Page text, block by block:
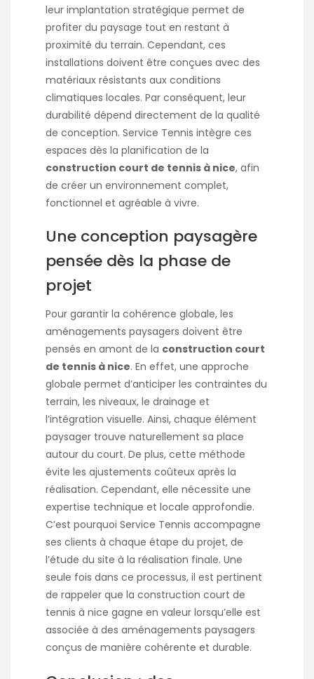
leur implantation stratégique permet de
profiter du paysage tout en restant à
proximité du terrain. Cependant, ces
installations doivent être conçues avec des
matériaux résistants aux conditions
climatiques locales. Par conséquent, leur
durabilité dépend directement de la qualité
de conception. Service Tennis intègre ces
espaces dès la planification de la
construction court de tennis à nice, afin
de créer un environnement complet,
fonctionnel et agréable à vivre.
Une conception paysagère
pensée dès la phase de
projet
Pour garantir la cohérence globale, les
aménagements paysagers doivent être
pensés en amont de la construction court
de tennis à nice. En effet, une approche
globale permet d’anticiper les contraintes du
terrain, les niveaux, le drainage et
l’intégration visuelle. Ainsi, chaque élément
paysager trouve naturellement sa place
autour du court. De plus, cette méthode
évite les ajustements coûteux après la
réalisation. Cependant, elle nécessite une
expertise technique et locale approfondie.
C’est pourquoi Service Tennis accompagne
ses clients à chaque étape du projet, de
l’étude du site à la réalisation finale. Une
seule fois dans ce processus, il est pertinent
de rappeler que la construction court de
tennis à nice gagne en valeur lorsqu’elle est
associée à des aménagements paysagers
conçus de manière cohérente et durable.